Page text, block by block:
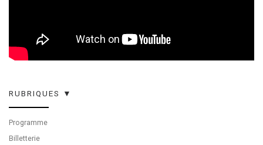
RUBRIQUES ▼
Programme
Billetterie